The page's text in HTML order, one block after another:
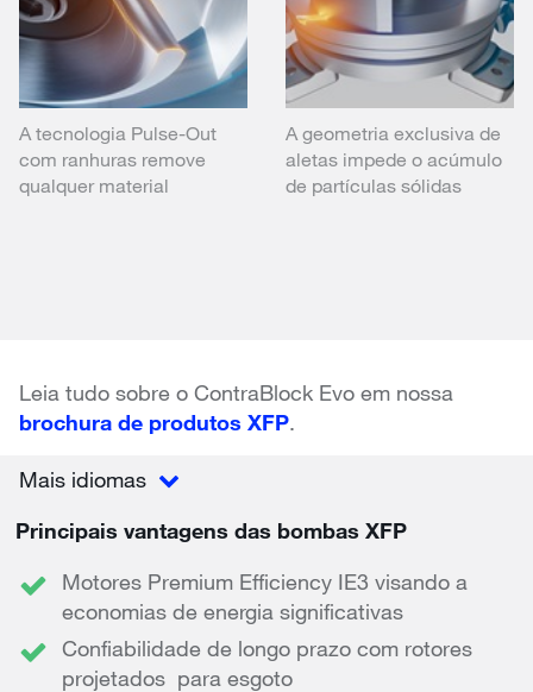
A tecnologia Pulse-Out
com ranhuras remove
qualquer material
A geometria exclusiva de
aletas impede o acúmulo
de partículas sólidas
Leia tudo sobre o ContraBlock Evo em nossa
brochura de produtos XFP.
Mais idiomas
Principais vantagens das bombas XFP
Motores Premium Efficiency IE3 visando a
economias de energia significativas
Confiabilidade de longo prazo com rotores
projetados para esgoto